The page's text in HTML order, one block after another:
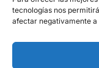
tecnologías nos
afectar negativamente